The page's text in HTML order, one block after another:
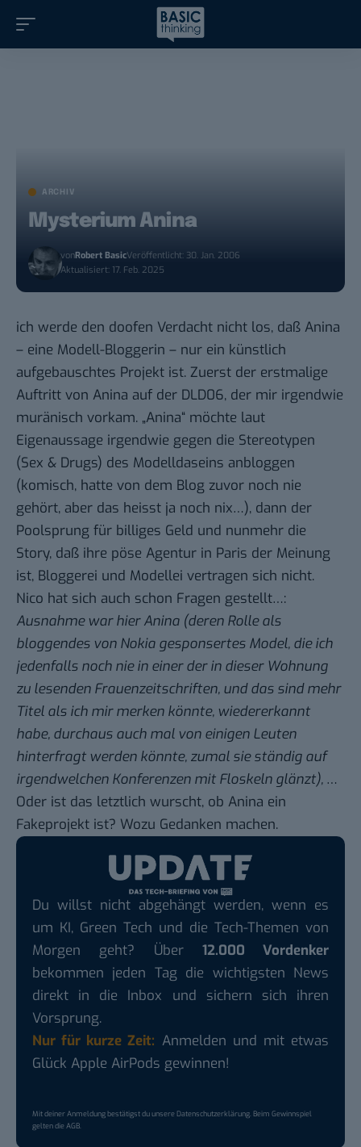
ARCHIV
Mysterium Anina
vonRobert BasicVeröffentlicht: 30. Jan. 2006
Aktualisiert: 17. Feb. 2025
ich werde den doofen Verdacht nicht los, daß Anina
– eine Modell-Bloggerin – nur ein künstlich
aufgebauschtes Projekt ist. Zuerst der erstmalige
Auftritt von Anina auf der DLD06, der mir irgendwie
muränisch vorkam. „Anina“ möchte laut
Eigenaussage irgendwie gegen die Stereotypen
(Sex & Drugs) des Modelldaseins anbloggen
(komisch, hatte von dem Blog zuvor noch nie
gehört, aber das heisst ja noch nix…), dann der
Poolsprung für billiges Geld und nunmehr die
Story, daß ihre pöse Agentur in Paris der Meinung
ist, Bloggerei und Modellei vertragen sich nicht.
Nico hat sich auch schon Fragen gestellt…:
Ausnahme war hier Anina (deren Rolle als
bloggendes von Nokia gesponsertes Model, die ich
jedenfalls noch nie in einer der in dieser Wohnung
zu lesenden Frauenzeitschriften, und das sind mehr
Titel als ich mir merken könnte, wiedererkannt
habe, durchaus auch mal von einigen Leuten
hinterfragt werden könnte, zumal sie ständig auf
irgendwelchen Konferenzen mit Floskeln glänzt), …
Oder ist das letztlich wurscht, ob Anina ein
Fakeprojekt ist? Wozu Gedanken machen.
Du willst nicht abgehängt werden, wenn es
um KI, Green Tech und die Tech-Themen von
Morgen geht? Über 12.000 Vordenker
bekommen jeden Tag die wichtigsten News
direkt in die Inbox und sichern sich ihren
Vorsprung.
Nur für kurze Zeit: Anmelden und mit etwas
Glück Apple AirPods gewinnen!
Mit deiner Anmeldung bestätigst du unsereDatenschutzerklärung. Beim Gewinnspiel
gelten dieAGB.